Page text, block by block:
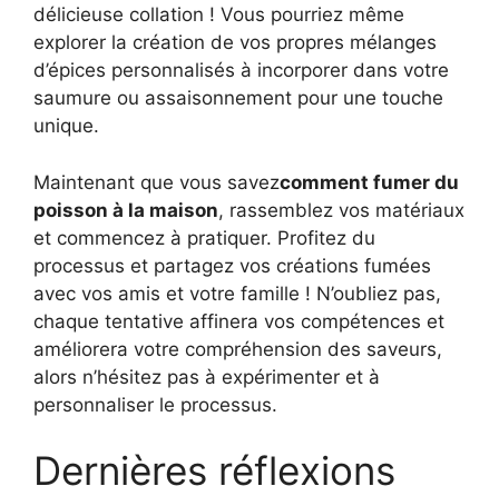
délicieuse collation ! Vous pourriez même
explorer la création de vos propres mélanges
d’épices personnalisés à incorporer dans votre
saumure ou assaisonnement pour une touche
unique.
Maintenant que vous savezcomment fumer du
poisson à la maison, rassemblez vos matériaux
et commencez à pratiquer. Profitez du
processus et partagez vos créations fumées
avec vos amis et votre famille ! N’oubliez pas,
chaque tentative affinera vos compétences et
améliorera votre compréhension des saveurs,
alors n’hésitez pas à expérimenter et à
personnaliser le processus.
Dernières réflexions